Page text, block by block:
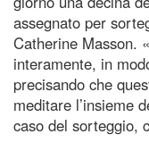
assegnato per
Catherine Masson.
interamente, in
precisando che
meditare l’insieme
caso del sorteggio,